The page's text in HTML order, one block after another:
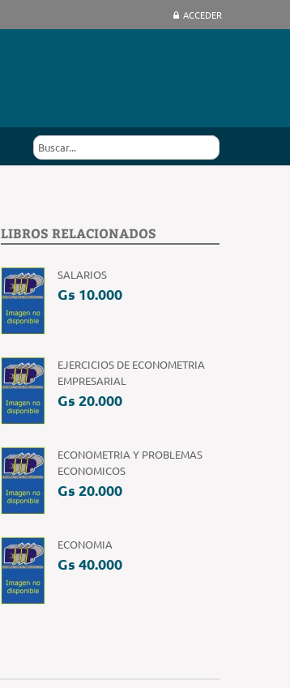
ACCEDER
LIBROS RELACIONADOS
SALARIOS
Gs 10.000
EJERCICIOS DE ECONOMETRIA
EMPRESARIAL
Gs 20.000
ECONOMETRIA Y PROBLEMAS
ECONOMICOS
Gs 20.000
ECONOMIA
Gs 40.000